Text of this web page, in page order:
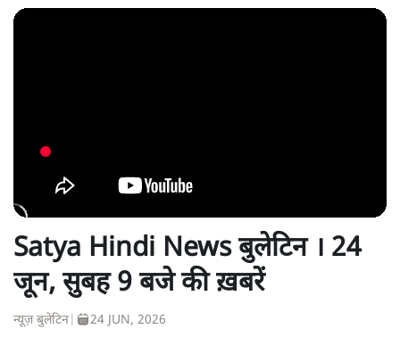
Satya Hindi News बुलेटिन । 24
जून, सुबह 9 बजे की ख़बरें
न्यूज़ बुलेटिन 24 JUN, 2026